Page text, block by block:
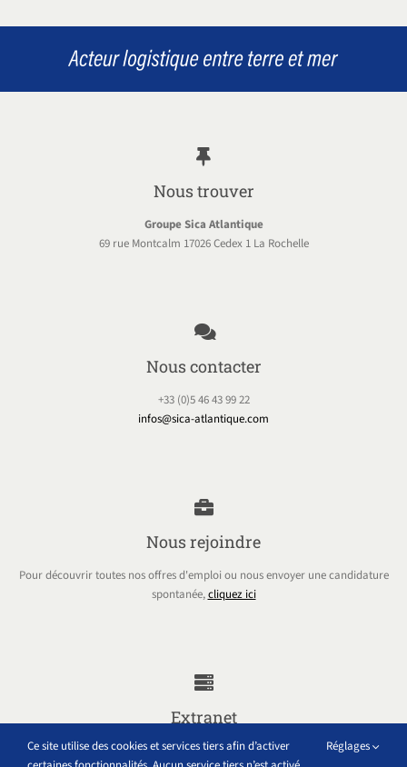
Nous trouver
Groupe Sica Atlantique
69 rue Montcalm 17026 Cedex 1 La Rochelle
Nous contacter
+33 (0)5 46 43 99 22
infos@sica-atlantique.com
Nous rejoindre
Pour découvrir toutes nos offres d'emploi ou nous envoyer une candidature
spontanée,cliquez ici
Extranet
Accéder à tous les outils internes au groupe Sica Atlantique
Ce site utilise des cookies et services tiers afin d’activer
Réglages